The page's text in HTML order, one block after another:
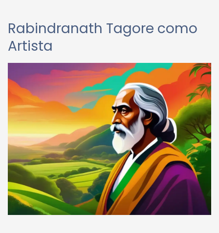
Rabindranath Tagore como
Artista